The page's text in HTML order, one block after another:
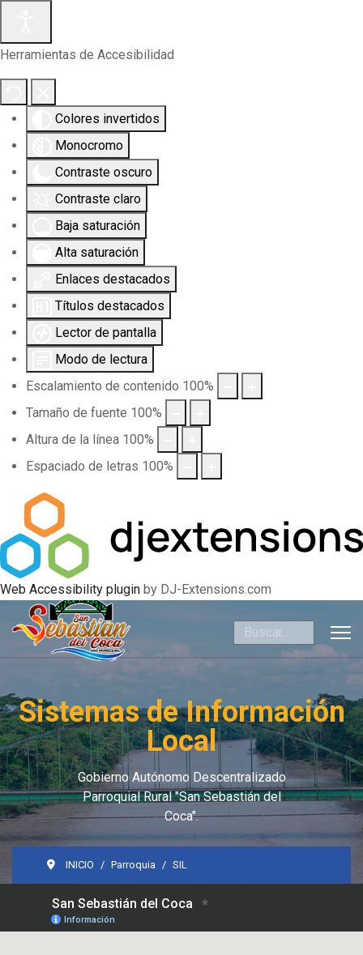
Herramientas de Accesibilidad
Colores invertidos
Monocromo
Contraste oscuro
Contraste claro
Baja saturación
Alta saturación
Enlaces destacados
Títulos destacados
Lector de pantalla
Modo de lectura
Escalamiento de contenido 100%
Tamaño de fuente 100%
Altura de la línea 100%
Espaciado de letras 100%
Web Accessibility plugin by DJ-Extensions.com
Buscar
Sistemas de Información
Local
Gobierno Autónomo Descentralizado
Parroquial Rural "San Sebastián del
Coca".
INICIO Parroquia SIL